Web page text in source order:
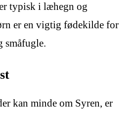
typisk i læhegn og
er en vigtig fødekilde for
småfugle.
kan minde om Syren, er